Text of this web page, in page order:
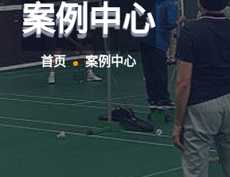
案例中心
首页 案例中心